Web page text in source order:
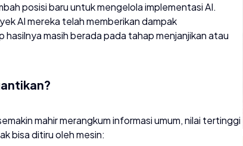
posisi baru untuk mengelola implementasi AI.
AI mereka telah memberikan dampak
masih berada pada tahap menjanjikan atau
mahir merangkum informasi umum, nilai tertinggi
bisa ditiru oleh mesin: